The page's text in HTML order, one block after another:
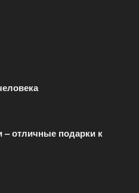
– отличные подарки к